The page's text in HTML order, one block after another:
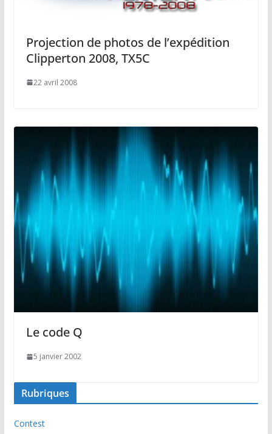
Projection de photos de l’expédition
Clipperton 2008, TX5C
22 avril 2008
Le code Q
5 janvier 2002
Rubriques
Contest